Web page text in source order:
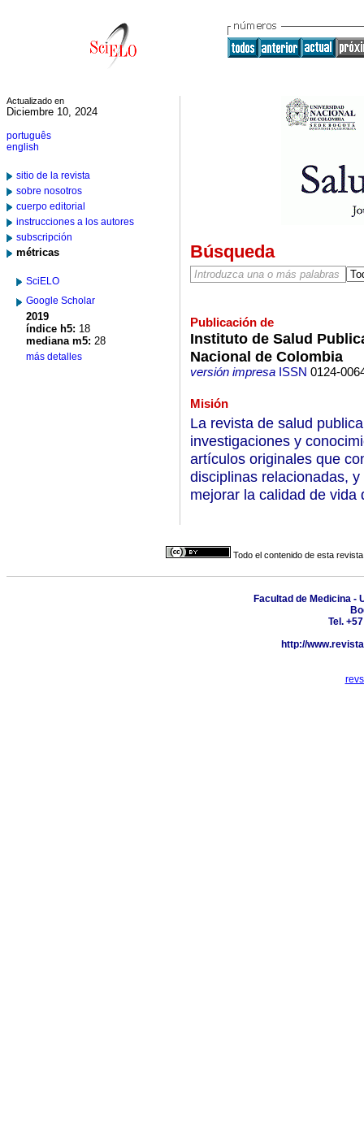
Actualizado en
Diciembre 10, 2024
português
english
sitio de la revista
sobre nosotros
cuerpo editorial
instrucciones a los autores
subscripción
métricas
SciELO
Google Scholar
2019
índice h5: 18
mediana m5: 28
más detalles
Búsqueda
Publicación de
Instituto de Salud
Nacional de Colombia
versión impresaISSN 0124-
Misión
La revista de salud
investigaciones y
artículos originales que
disciplinas relacionadas,
mejorar la calidad de vida
Todo el contenido de esta
Facultad de Medicina -
Tel.
http://